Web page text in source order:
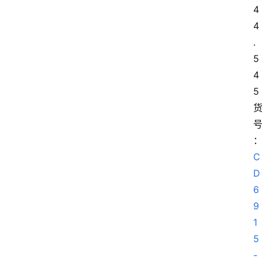
4
4
.
5
4
5
货
号
：
C
D
6
9
1
5
-